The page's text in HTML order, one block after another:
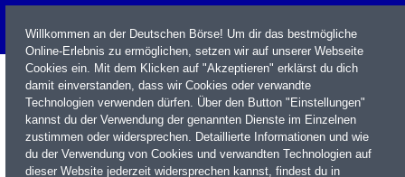
Willkommen an der Deutschen Börse! Um dir das bestmögliche
Online-Erlebnis zu ermöglichen, setzen wir auf unserer Webseite
Cookies ein. Mit dem Klicken auf "Akzeptieren" erklärst du dich
damit einverstanden, dass wir Cookies oder verwandte
Technologien verwenden dürfen. Über den Button "Einstellungen"
kannst du der Verwendung der genannten Dienste im Einzelnen
zustimmen oder widersprechen. Detaillierte Informationen und wie
du der Verwendung von Cookies und verwandten Technologien auf
dieser Website jederzeit widersprechen kannst, findest du in